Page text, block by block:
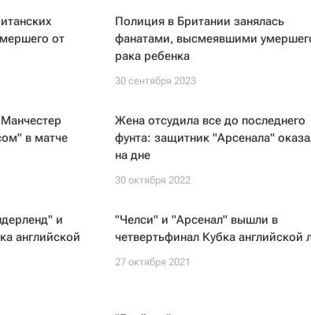
от
Полиция в Британии занялась
фанатами, высмеявшими
рака ребенка
30 сентября 2023
в матче
Жена отсудила все до последнего
фунта: защитник "Арсенала"
на дне
30 октября 2022
и
английской
"Челси" и "Арсенал" вышли в
четвертьфинал Кубка английской
27 октября 2021